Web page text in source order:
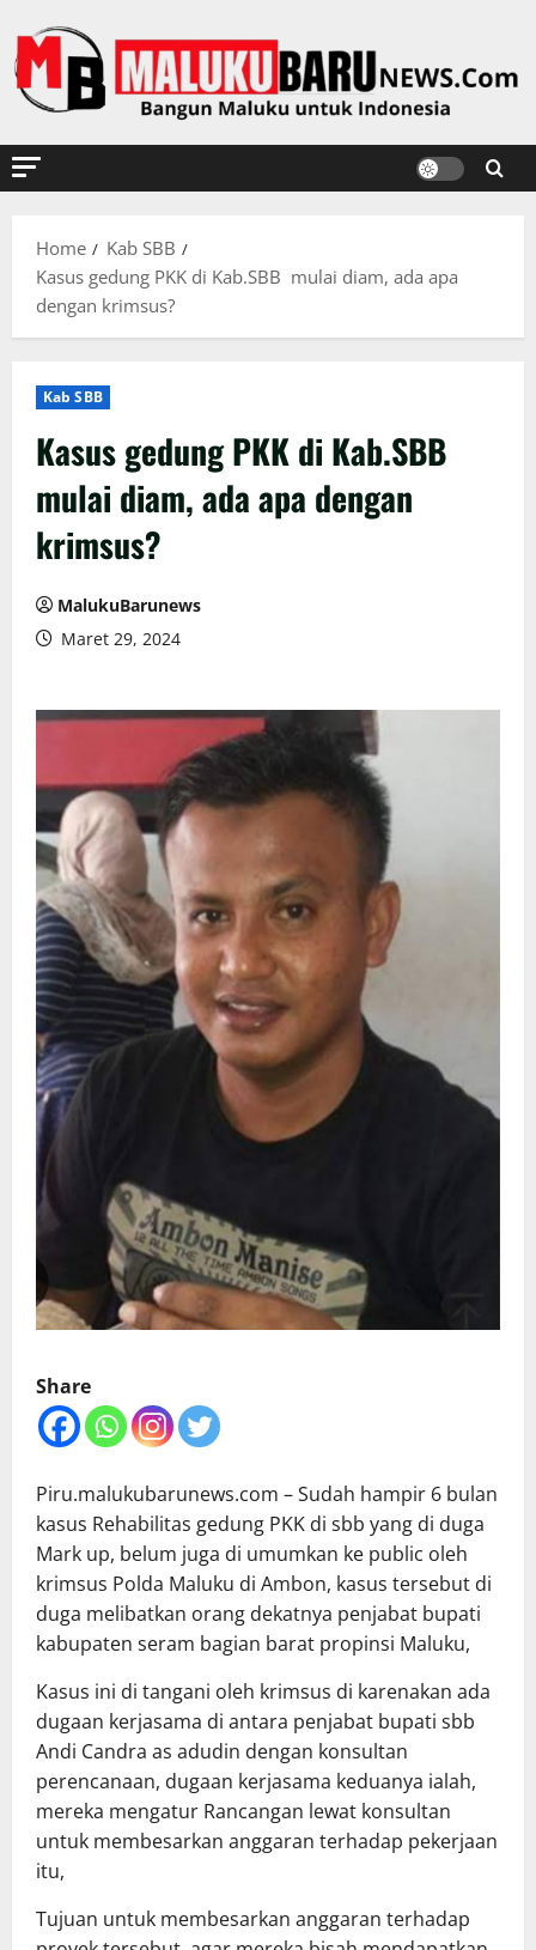
to
content
Home
Kab SBB
Kasus gedung PKK di Kab.SBB mulai diam, ada apa
dengan krimsus?
Kab SBB
Kasus gedung PKK di Kab.SBB
mulai diam, ada apa dengan
krimsus?
MalukuBarunews
Maret 29, 2024
Share
Piru.malukubarunews.com – Sudah hampir 6 bulan
kasus Rehabilitas gedung PKK di sbb yang di duga
Mark up, belum juga di umumkan ke public oleh
krimsus Polda Maluku di Ambon, kasus tersebut di
duga melibatkan orang dekatnya penjabat bupati
kabupaten seram bagian barat propinsi Maluku,
Kasus ini di tangani oleh krimsus di karenakan ada
dugaan kerjasama di antara penjabat bupati sbb
Andi Candra as adudin dengan konsultan
perencanaan, dugaan kerjasama keduanya ialah,
mereka mengatur Rancangan lewat konsultan
untuk membesarkan anggaran terhadap pekerjaan
itu,
Tujuan untuk membesarkan anggaran terhadap